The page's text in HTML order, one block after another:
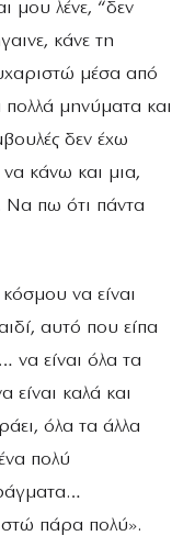
μου λένε, “δεν
κάνε τη
μέσα από
μηνύματα και
δεν έχω
να κάνω και μια,
Να πω ότι πάντα
να είναι
αυτό που είπα
να είναι όλα τα
είναι καλά και
όλα τα άλλα
πολύ
πάρα πολύ».